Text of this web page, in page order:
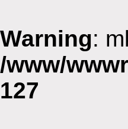
Warning:
/www/
127